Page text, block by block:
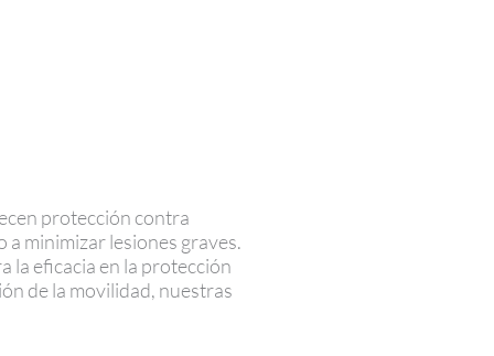
protección contra
minimizar lesiones graves.
la eficacia en la protección
de la movilidad, nuestras